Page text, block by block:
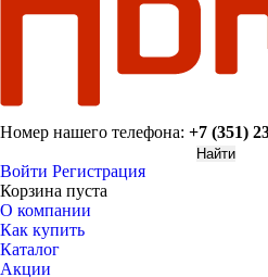
Номер нашего телефона: +7 (351)
Войти Регистрация
Корзина пуста
О компании
Как купить
Каталог
Акции